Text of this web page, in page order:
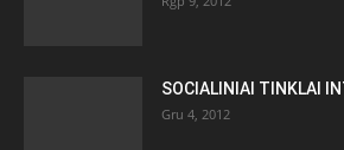
SOCIALINIAI TINKLAI
Gru 4, 2012